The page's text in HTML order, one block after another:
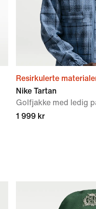
Resirkulerte
Nike Tartan
Golfjakke med ledig
1 999 kr